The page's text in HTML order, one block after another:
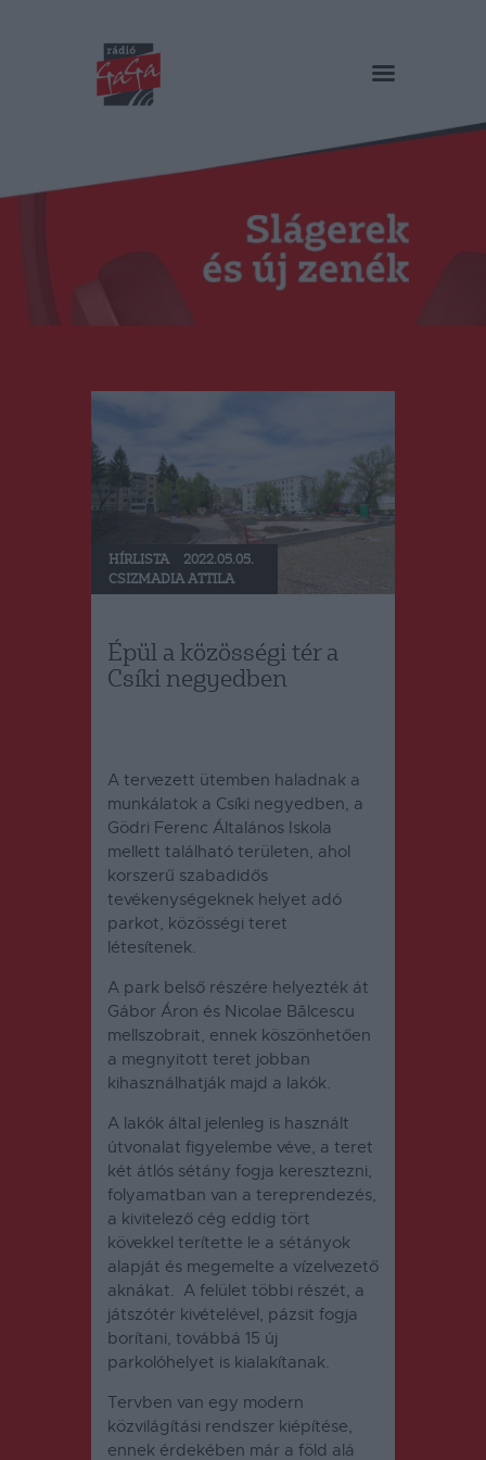
RÁDIÓ GAGA
Műsorok
Duma Duba
Podcast és videók
Stáb
RO
HÍRLISTA
2022.05.05.
CSIZMADIA ATTILA
Épül a közösségi tér a
Csíki negyedben
A tervezett ütemben haladnak a
munkálatok a Csíki negyedben, a
Gödri Ferenc Általános Iskola
mellett található területen, ahol
korszerű szabadidős
tevékenységeknek helyet adó
parkot, közösségi teret
létesítenek.
A park belső részére helyezték át
Gábor Áron és Nicolae Bălcescu
mellszobrait, ennek köszönhetően
a megnyitott teret jobban
kihasználhatják majd a lakók.
A lakók által jelenleg is használt
útvonalat figyelembe véve, a teret
két átlós sétány fogja keresztezni,
folyamatban van a tereprendezés,
a kivitelező cég eddig tört
kövekkel terítette le a sétányok
alapját és megemelte a vízelvezető
aknákat. A felület többi részét, a
játszótér kivételével, pázsit fogja
borítani, továbbá 15 új
parkolóhelyet is kialakítanak.
Tervben van egy modern
közvilágítási rendszer kiépítése,
ennek érdekében már a föld alá